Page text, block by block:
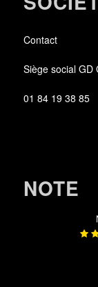
Contact
Siège social GD
01 84 19 38 85
NOTE